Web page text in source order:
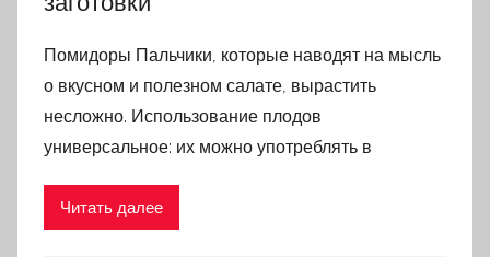
Помидоры Пальчики, которые наводят на мысль
о вкусном и полезном салате, вырастить
несложно. Использование плодов
универсальное: их можно употреблять в
Читать далее